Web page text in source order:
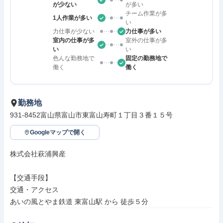
が少ない
が多い
1人作業が多い
チーム作業が多
い
力仕事が少ない
力仕事が多い
室内の仕事が多
い
室外の仕事が多
い
色んな勤務地で
働く
固定の勤務地で
働く
勤務地
931-8452富山県富山市東富山寿町１丁目３番１５号
Googleマップで開く
株式会社萩浦興産
【交通手段】
交通・アクセス
あいの風とやま鉄道 東富山駅 から 徒歩５分